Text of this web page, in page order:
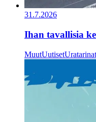
31.7.2026
Ihan tavallisia
MuutUutisetUratarinat